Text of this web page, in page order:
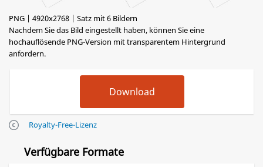
PNG | 4920x2768 | Satz mit 6 Bildern
Nachdem Sie das Bild eingestellt haben, können Sie eine
hochauflösende PNG-Version mit transparentem Hintergrund
anfordern.
Royalty-Free-Lizenz
Verfügbare Formate